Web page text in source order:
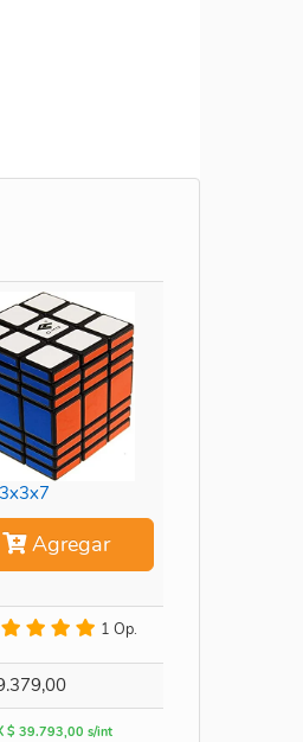
Agregar
1 Op.
$ 39.793,00 s/int